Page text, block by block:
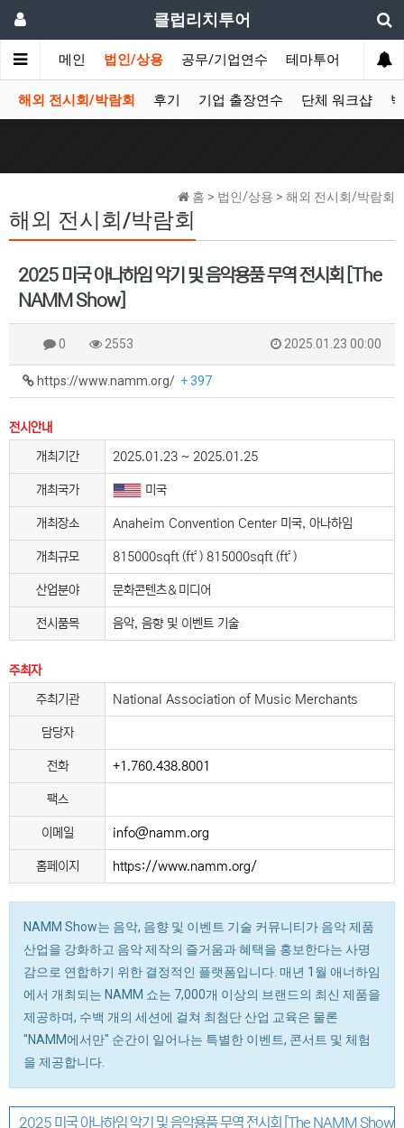
클럽리치투어
메인 법인/상용 공무/기업연수 테마투어 데이투
해외 전시회/박람회 후기 기업 출장연수 단체 워크샵
홈 > 법인/상용 > 해외 전시회/박람회
해외 전시회/박람회
2025 미국 아나하임 악기 및 음악용품 무역 전시회 [The
NAMM Show]
0 2553 2025.01.23 00:00
https://www.namm.org/ + 397
전시안내
개최기간
2025.01.23 ~ 2025.01.25
개최국가 미국
개최장소 Anaheim Convention Center 미국, 아나하임
개최규모 815000sqft (ft²) 815000sqft (ft²)
산업분야 문화콘텐츠＆미디어
전시품목 음악, 음향 및 이벤트 기술
주최자
주최기관
National Association of Music Merchants
담당자
전화 +1.760.438.8001
팩스
이메일 info@namm.org
홈페이지 https://www.namm.org/
NAMM Show는 음악, 음향 및 이벤트 기술 커뮤니티가 음악 제품
산업을 강화하고 음악 제작의 즐거움과 혜택을 홍보한다는 사명
감으로 연합하기 위한 결정적인 플랫폼입니다. 매년 1월 애너하임
에서 개최되는 NAMM 쇼는 7,000개 이상의 브랜드의 최신 제품을
제공하며, 수백 개의 세션에 걸쳐 최첨단 산업 교육은 물론
"NAMM에서만" 순간이 일어나는 특별한 이벤트, 콘서트 및 체험
을 제공합니다.
2025 미국 아나하임 악기 및 음악용품 무역 전시회 [The NAMM Show]